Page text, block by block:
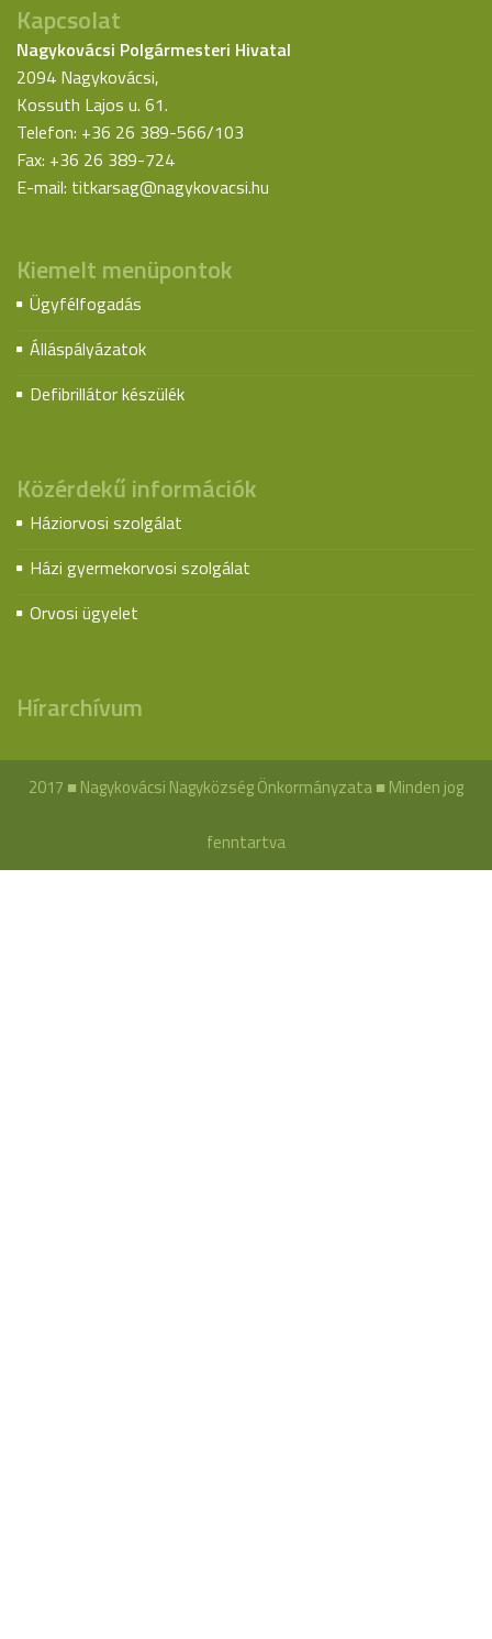
Kapcsolat
Nagykovácsi Polgármesteri Hivatal
2094 Nagykovácsi,
Kossuth Lajos u. 61.
Telefon: +36 26 389-566/103
Fax: +36 26 389-724
E-mail: titkarsag@nagykovacsi.hu
Kiemelt menüpontok
Ügyfélfogadás
Álláspályázatok
Defibrillátor készülék
Közérdekű információk
Háziorvosi szolgálat
Házi gyermekorvosi szolgálat
Orvosi ügyelet
Hírarchívum
2017 ■ Nagykovácsi Nagyközség Önkormányzata ■ Minden jog
fenntartva